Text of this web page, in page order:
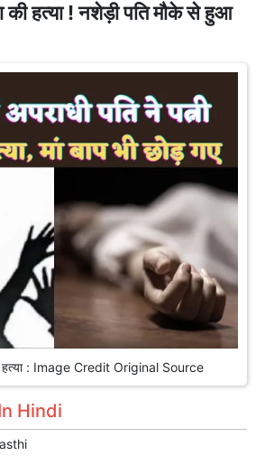
की हत्या ! नशेड़ी पति मौके से हुआ
: Image Credit Original Source
Hindi